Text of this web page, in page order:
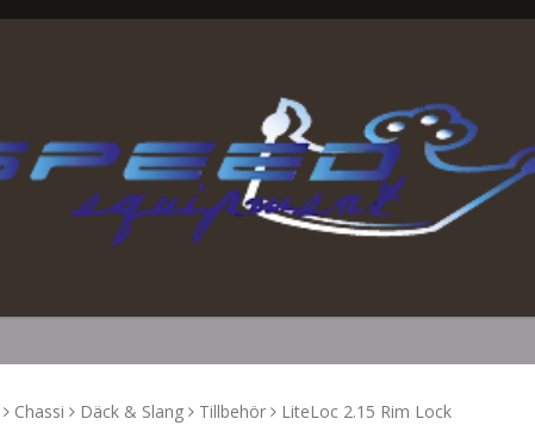
Chassi Däck & Slang Tillbehör LiteLoc 2.15 Rim Lock